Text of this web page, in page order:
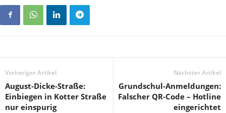
Vorheriger Artikel
August-Dicke-Straße:
Einbiegen in Kotter Straße
nur einspurig
Nächster Artikel
Grundschul-Anmeldungen:
Falscher QR-Code – Hotline
eingerichtet